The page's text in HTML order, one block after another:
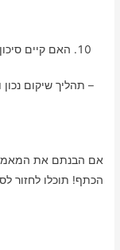
האם קיים
– תהליך שיקום
אם הבנתם את
הכתף! תוכלו לחזור